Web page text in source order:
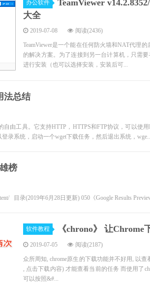
办公软件
TeamViewer
大全
2019-07-08 阅读(2436)
TeamViewer是一个能在任何防火墙和NAT代理
的解决方案。为了连接到另一台计算机，只需
进行安装（也可以选择安装，安装后可...
法总结
自由工具。它支持HTTP，HTTPS和FTP协议，可以使
录系统，启动一个wget下载任务，然后退出系统，
榜
目录(2019年6月28日更新) 050《Google Results
软件教程 《chrono》 让Chrome
2019-07-05 阅读(2187)
众所周知, chrome原生的下载功能并不好用, 以
, 点击下载内容) 才能查看当前的任务 而使用了
可以按照&#...